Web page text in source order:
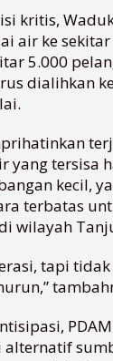
kritis,
air ke
5.000
dialihkan
yang tersisa
kecil,
terbatas
wilayah
tapi